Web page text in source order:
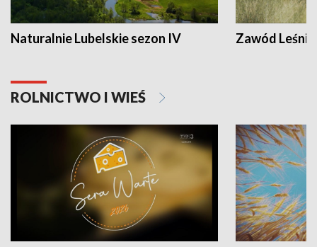
Naturalnie Lubelskie sezon IV Zawód Leśnik
ROLNICTWO I WIEŚ